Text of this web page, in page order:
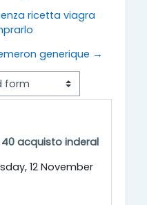
ricetta viagra
generique →
acquisto inderal
12 November